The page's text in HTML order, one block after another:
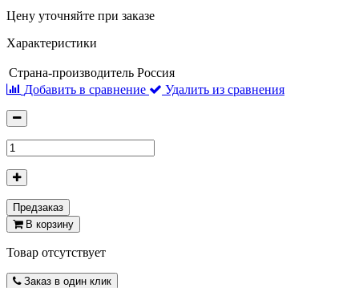
Цену уточняйте при заказе
Характеристики
Страна-производитель Россия
Добавить в сравнение
Удалить из сравнения
Предзаказ
В корзину
Товар отсутствует
Заказ в один клик